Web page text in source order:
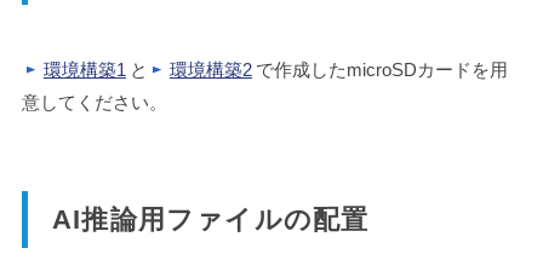
環境構築1 と 環境構築2 で作成したmicroSDカードを用
意してください。
AI推論用ファイルの配置